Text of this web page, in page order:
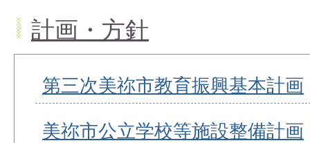
計画・方針
第三次美祢市教育振興基本計画
美祢市公立学校等施設整備計画